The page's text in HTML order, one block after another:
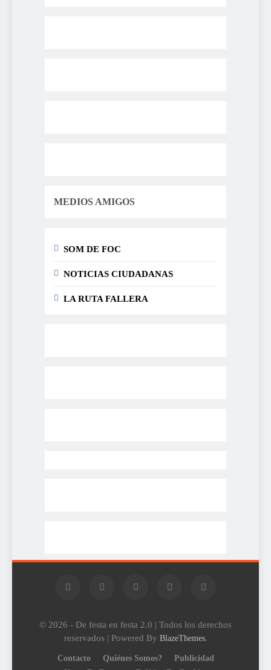
MEDIOS AMIGOS
SOM DE FOC
NOTICIAS CIUDADANAS
LA RUTA FALLERA
© 2026 - De festa en festa 2.0 | Todos los derechos
reservados | Powered By BlazeThemes.
Contacto Quiénes Somos?
Publicidad